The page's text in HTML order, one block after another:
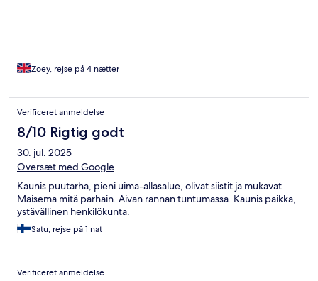
Zoey, rejse på 4 nætter
Verificeret anmeldelse
8/10 Rigtig godt
30. jul. 2025
Oversæt med Google
Kaunis puutarha, pieni uima-allasalue, olivat siistit ja mukavat.
Maisema mitä parhain. Aivan rannan tuntumassa. Kaunis paikka,
ystävällinen henkilökunta.
Satu, rejse på 1 nat
Verificeret anmeldelse